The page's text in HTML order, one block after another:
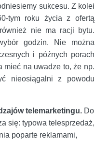
sukcesu. Z kolei
tym roku życia z ofertą
nie ma racji bytu.
godzin. Nie można
i późnych porach
mieć na uwadze to, że np.
nieosiągalni z powodu
telemarketingu. Do
się: typowa telesprzedaż,
poparte reklamami,